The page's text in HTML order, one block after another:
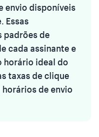
envio disponíveis
Essas
padrões de
cada assinante e
horário ideal do
taxas de clique
horários de envio